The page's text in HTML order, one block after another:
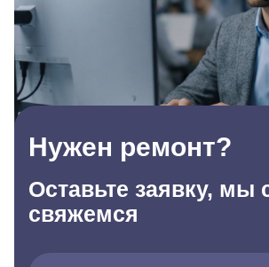
Нужен ремонт?
Оставьте заявку, мы
свяжемся